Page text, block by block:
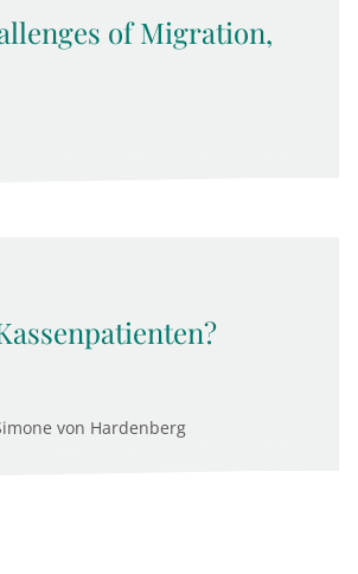
of Migration,
von Hardenberg